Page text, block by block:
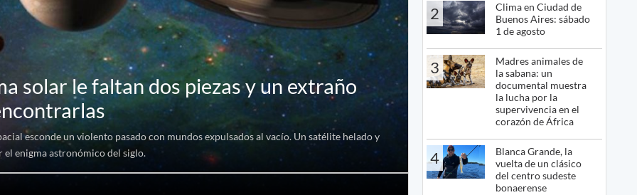
solar le faltan dos piezas y un extraño
esconde un violento pasado con mundos expulsados al vacío. Un satélite helado y
el enigma astronómico del siglo.
2
Clima en Ciudad de
Buenos Aires: sábado
1 de agosto
3
Madres animales de
la sabana: un
documental muestra
la lucha por la
supervivencia en el
corazón de África
4
Blanca Grande, la
vuelta de un clásico
del centro sudeste
bonaerense